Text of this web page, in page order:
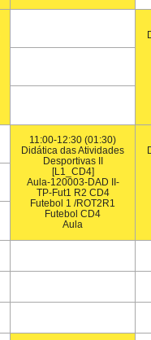
11:00-12:30 (01:30)
Didática das Atividades
Desportivas II
[L1_CD4]
Aula-120003-DAD II-
TP-Fut1 R2 CD4
Futebol 1 /ROT2R1
Futebol CD4
Aula